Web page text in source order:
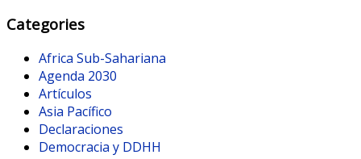
Categories
Africa Sub-Sahariana
Agenda 2030
Artículos
Asia Pacífico
Declaraciones
Democracia y DDHH